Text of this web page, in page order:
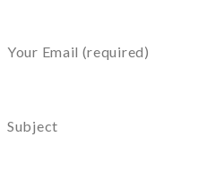
Your Email (required)
Subject